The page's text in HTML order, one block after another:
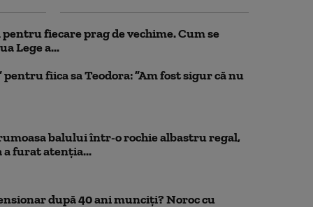
fiecare prag de vechime. Cum se
Lege a...
fiica sa Teodora: ”Am fost sigur că nu
balului într-o rochie albastru regal,
a furat atenția...
după 40 ani munciți? Noroc cu